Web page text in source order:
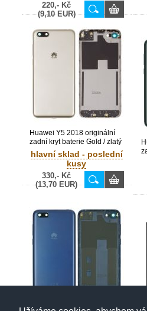
220,- Kč
(9,10 EUR)
Huawei Y5 2018 originální
zadní kryt baterie Gold / zlatý
(Bulk)
hlavní sklad - poslední
kusy
330,- Kč
(13,70 EUR)